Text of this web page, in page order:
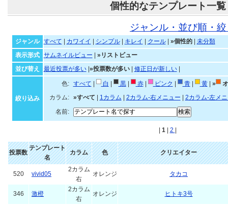
個性的なテンプレート一覧
ジャンル・並び順・
ジャンル すべて カワイイ シンプル| キレイ クール| »個性的| 未分類
表示形式
サムネイルビュー
»リストビュー
並び替え
最近投票が多い| »投票数が多い| 修正日が新しい|
絞り込み
色: すべて 白 黒| 赤| ピンク 青| 黄| »
カラム:
»すべて 1カラム 2カラム-右メニュー
2カラム-左メ
名前:
1 2
投票数
テンプレート
名
カラム 色 クリエイター
520 vivid05
2カラム
右
オレンジ タカコ
346 激橙
2カラム
右
オレンジ ヒトキ3号